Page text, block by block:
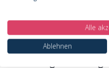
planen. Eine
Vorbereitung
Miete – egal,
Alle
Ablehnen